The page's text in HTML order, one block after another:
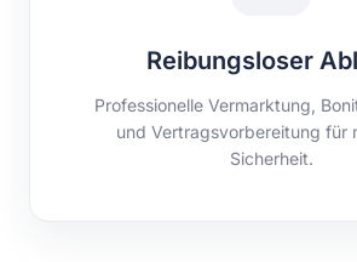
Reibungsloser
Professionelle Vermarktung,
und Vertragsvorbereitung für
Sicherheit.